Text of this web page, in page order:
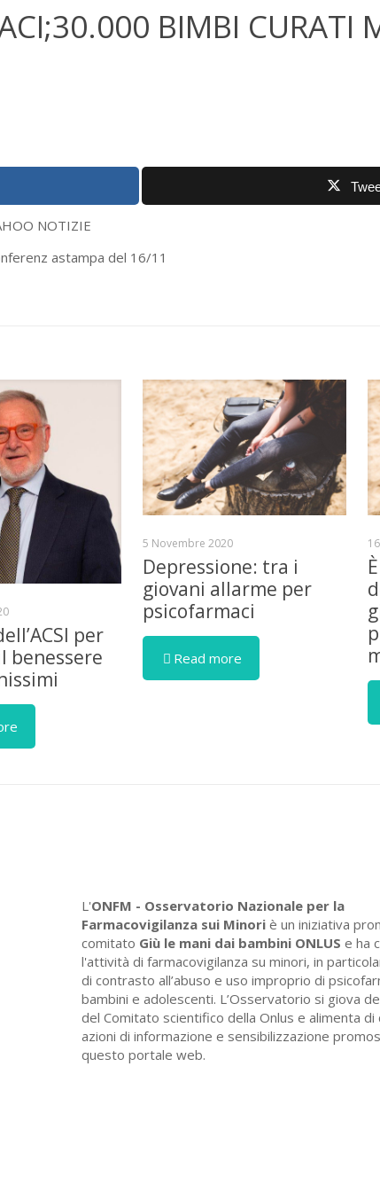
BIMBI CURATI
astampa del 16/11
per
benessere
5 Novembre 2020
Depressione: tra i
giovani allarme per
psicofarmaci
Read more
L'ONFM - Osservatorio Nazionale per la
Farmacovigilanza sui Minori è un iniziativa
comitato Giù le mani dai bambini ONLUS e ha
l'attività di farmacovigilanza su minori, in
di contrasto all’abuso e uso improprio di
bambini e adolescenti. L’Osservatorio si giova
del Comitato scientifico della Onlus e alimenta di
azioni di informazione e sensibilizzazione
questo portale web.